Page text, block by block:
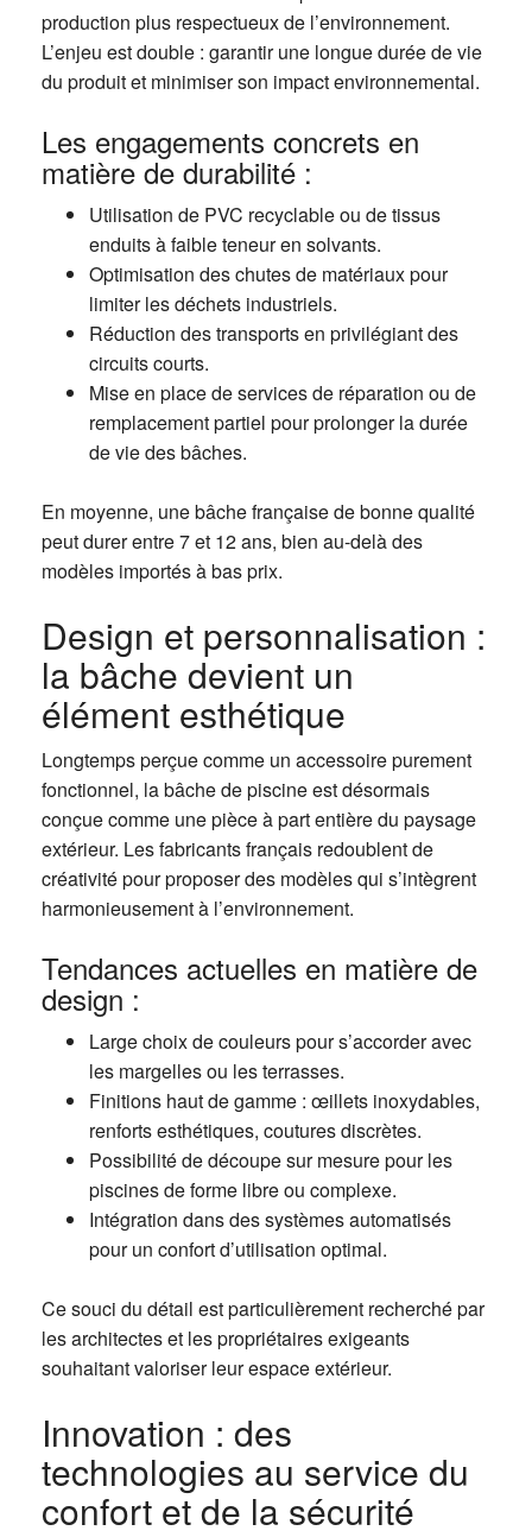
production plus respectueux de l’environnement.
L’enjeu est double : garantir une longue durée de vie
du produit et minimiser son impact environnemental.
Les engagements concrets en
matière de durabilité :
Utilisation de PVC recyclable ou de tissus
enduits à faible teneur en solvants.
Optimisation des chutes de matériaux pour
limiter les déchets industriels.
Réduction des transports en privilégiant des
circuits courts.
Mise en place de services de réparation ou de
remplacement partiel pour prolonger la durée
de vie des bâches.
En moyenne, une bâche française de bonne qualité
peut durer entre 7 et 12 ans, bien au-delà des
modèles importés à bas prix.
Design et personnalisation :
la bâche devient un
élément esthétique
Longtemps perçue comme un accessoire purement
fonctionnel, la bâche de piscine est désormais
conçue comme une pièce à part entière du paysage
extérieur. Les fabricants français redoublent de
créativité pour proposer des modèles qui s’intègrent
harmonieusement à l’environnement.
Tendances actuelles en matière de
design :
Large choix de couleurs pour s’accorder avec
les margelles ou les terrasses.
Finitions haut de gamme : œillets inoxydables,
renforts esthétiques, coutures discrètes.
Possibilité de découpe sur mesure pour les
piscines de forme libre ou complexe.
Intégration dans des systèmes automatisés
pour un confort d’utilisation optimal.
Ce souci du détail est particulièrement recherché par
les architectes et les propriétaires exigeants
souhaitant valoriser leur espace extérieur.
Innovation : des
technologies au service du
confort et de la sécurité